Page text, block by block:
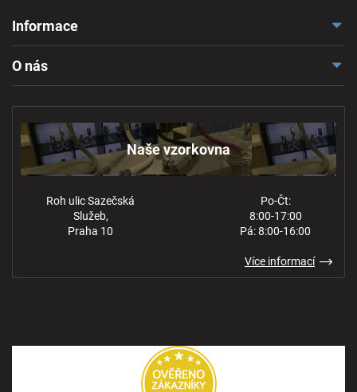
Informace
Ochrana osobních údajů
O nás
Naše vzorkovna
Roh ulic Sazečská
Služeb,
Praha 10
Po-Čt:
8:00-17:00
Pá: 8:00-16:00
Více informací